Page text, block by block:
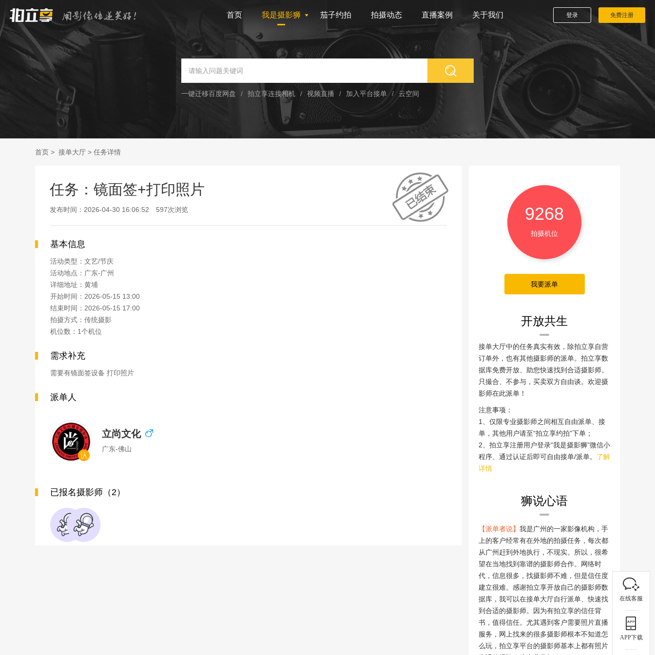
首页 我是摄影狮 茄子约拍 拍摄动态 直播案例 关于我们 登录 免费注册
一键迁移百度网盘 / 拍立享连接相机 / 视频直播 / 加入平台接单 / 云空间
首页 > 接单大厅 > 任务详情
任务：镜面签+打印照片
发布时间： 2026-04-30 16:06:52 597次浏览
基本信息
活动类型：文艺/节庆
活动地点：广东-广州
详细地址：黄埔
开始时间：2026-05-15 13:00
结束时间：2026-05-15 17:00
拍摄方式：传统摄影
机位数：1个机位
需求补充
需要有镜面签设备 打印照片
派单人
立尚文化
广东-佛山
已报名摄影师（2）
9268
拍摄机位
我要派单
开放共生
接单大厅中的任务真实有效，除拍立享自营
订单外，也有其他摄影师的派单。拍立享数
据库免费开放、助您快速找到合适摄影师。
只撮合、不参与，买卖双方自由谈。欢迎摄
影师在此派单！
注意事项：
1、仅限专业摄影师之间相互自由派单、接
单，其他用户请至“拍立享约拍”下单；
2、拍立享注册用户登录“我是摄影狮”微信小
程序、通过认证后即可自由接单/派单。 了解
详情
狮说心语
【派单者说】 我是广州的一家影像机构，手
上的客户经常有在外地的拍摄任务，每次都
从广州赶到外地执行，不现实。所以，很希
望在当地找到靠谱的摄影师合作。网络时
代，信息很多，找摄影师不难，但是信任度
建立很难。感谢拍立享开放自己的摄影师数
据库，我可以在接单大厅自行派单、快速找
到合适的摄影师。因为有拍立享的信任背
书，值得信任。尤其遇到客户需要照片直播
服务，网上找来的很多摄影师根本不知道怎
么玩，拍立享平台的摄影师基本上都有照片
在线客服
APP下载